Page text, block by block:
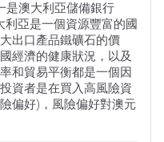
是澳大利亞儲備銀行
利亞是一個資源豐富的國
出口產品鐵礦石的價
經濟的健康狀況，以及
和貿易平衡都是一個因
資者是在買入高風險資
偏好)，風險偏好對澳元